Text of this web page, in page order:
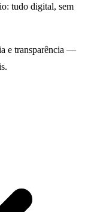
tudo digital, sem
e transparência —